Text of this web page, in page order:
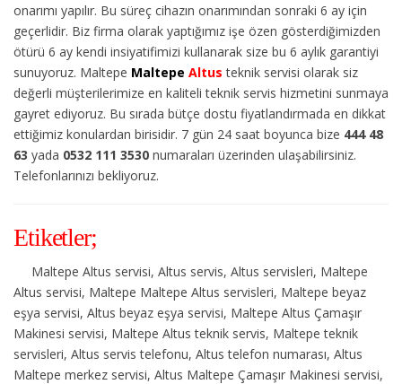
onarımı yapılır. Bu süreç cihazın onarımından sonraki 6 ay için
geçerlidir. Biz firma olarak yaptığımız işe özen gösterdiğimizden
ötürü 6 ay kendi insiyatifimizi kullanarak size bu 6 aylık garantiyi
sunuyoruz. Maltepe Maltepe Altus teknik servisi olarak siz
değerli müşterilerimize en kaliteli teknik servis hizmetini sunmaya
gayret ediyoruz. Bu sırada bütçe dostu fiyatlandırmada en dikkat
ettiğimiz konulardan birisidir. 7 gün 24 saat boyunca bize 444 48
63 yada 0532 111 3530 numaraları üzerinden ulaşabilirsiniz.
Telefonlarınızı bekliyoruz.
Etiketler;
Maltepe Altus servisi, Altus servis, Altus servisleri, Maltepe
Altus servisi, Maltepe Maltepe Altus servisleri, Maltepe beyaz
eşya servisi, Altus beyaz eşya servisi, Maltepe Altus Çamaşır
Makinesi servisi, Maltepe Altus teknik servis, Maltepe teknik
servisleri, Altus servis telefonu, Altus telefon numarası, Altus
Maltepe merkez servisi, Altus Maltepe Çamaşır Makinesi servisi,